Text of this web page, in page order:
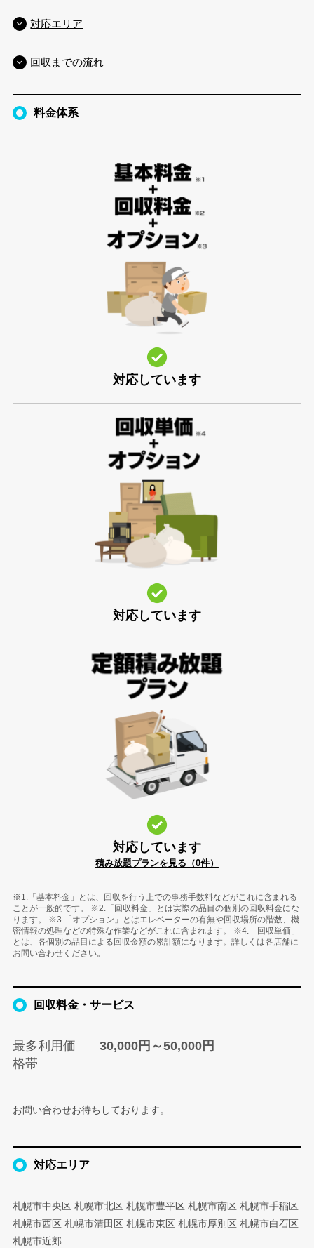
対応エリア
回収までの流れ
料金体系
対応しています
対応しています
対応しています
積み放題プランを見る（0件）
※1.「基本料金」とは、回収を行う上での事務手数料などがこれに含まれる
ことが一般的です。 ※2.「回収料金」とは実際の品目の個別の回収料金にな
ります。 ※3.「オプション」とはエレベーターの有無や回収場所の階数、機
密情報の処理などの特殊な作業などがこれに含まれます。 ※4.「回収単価」
とは、各個別の品目による回収金額の累計額になります。詳しくは各店舗に
お問い合わせください。
回収料金・サービス
最多利用価
格帯
30,000円～50,000円
お問い合わせお待ちしております。
対応エリア
札幌市中央区 札幌市北区 札幌市豊平区 札幌市南区 札幌市手稲区
札幌市西区 札幌市清田区 札幌市東区 札幌市厚別区 札幌市白石区
札幌市近郊